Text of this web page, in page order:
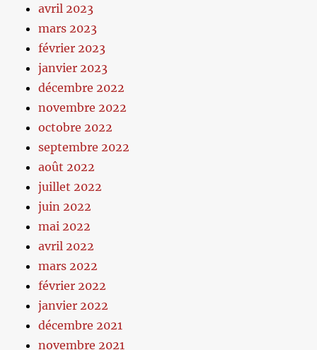
avril 2023
mars 2023
février 2023
janvier 2023
décembre 2022
novembre 2022
octobre 2022
septembre 2022
août 2022
juillet 2022
juin 2022
mai 2022
avril 2022
mars 2022
février 2022
janvier 2022
décembre 2021
novembre 2021